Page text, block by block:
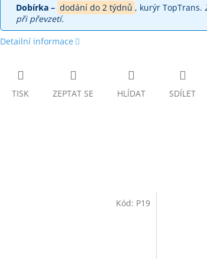
Dobírka – dodání do 2 týdnů , kurýr TopTrans.
při převzetí.
Detailní informace
TISK ZEPTAT SE HLÍDAT SDÍLET
Kód: P19